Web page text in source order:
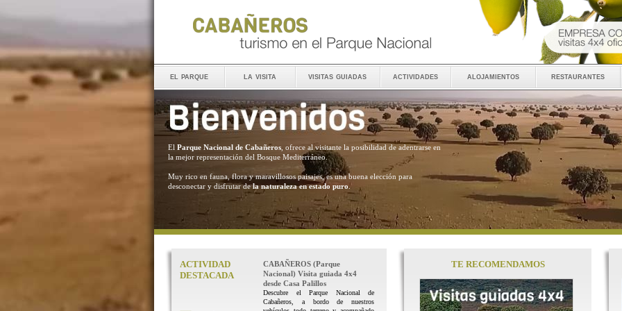
el parque la visita visitas guiadas actividades alojamientos restaurantes
El Parque Nacional de Cabañeros , ofrece al visitante la posibilidad de adentrarse en
la mejor representación del Bosque Mediterráneo.
Muy rico en fauna, flora y maravillosos paisajes, es una buena elección para
desconectar y disfrutar dela naturaleza en estado puro .
ACTIVIDAD
DESTACADA
CABAÑEROS (Parque
Nacional) Visita guiada 4x4
desde Casa Palillos
Descubre el Parque Nacional de
Cabañeros, a bordo de nuestros
TE RECOMENDAMOS